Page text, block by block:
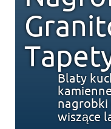
Blaty
wiszące